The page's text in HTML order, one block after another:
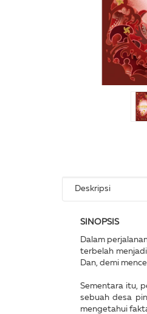
Deskripsi
SINOPSIS
Dalam
terbelah
Dan, demi
Sementara itu,
sebuah desa
mengetahui